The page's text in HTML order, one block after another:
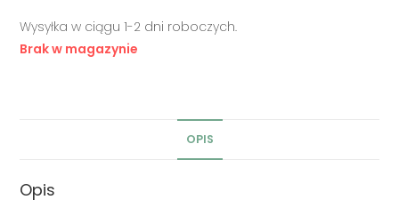
Wysyłka w ciągu 1-2 dni roboczych.
Brak w magazynie
OPIS
Opis